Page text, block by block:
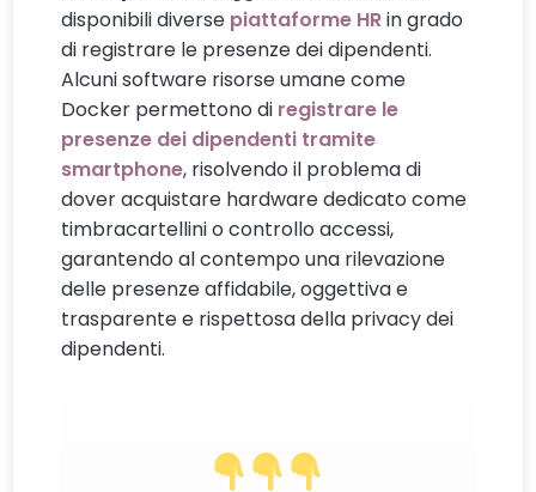
disponibili diverse piattaforme HRin grado
di registrare le presenze dei dipendenti.
Alcuni software risorse umane come
Docker permettono di registrare le
presenze dei dipendenti tramite
smartphone, risolvendo il problema di
dover acquistare hardware dedicato come
timbracartellini o controllo accessi,
garantendo al contempo una rilevazione
delle presenze affidabile, oggettiva e
trasparente e rispettosa della privacy dei
dipendenti.